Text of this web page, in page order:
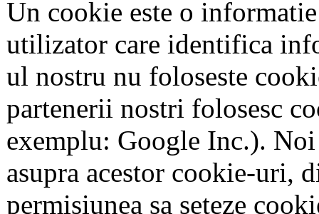
Un cookie este o
utilizator care identifica
ul nostru nu foloseste
partenerii nostri folosesc
exemplu: Google Inc.).
asupra acestor cookie-uri,
permisiunea sa seteze